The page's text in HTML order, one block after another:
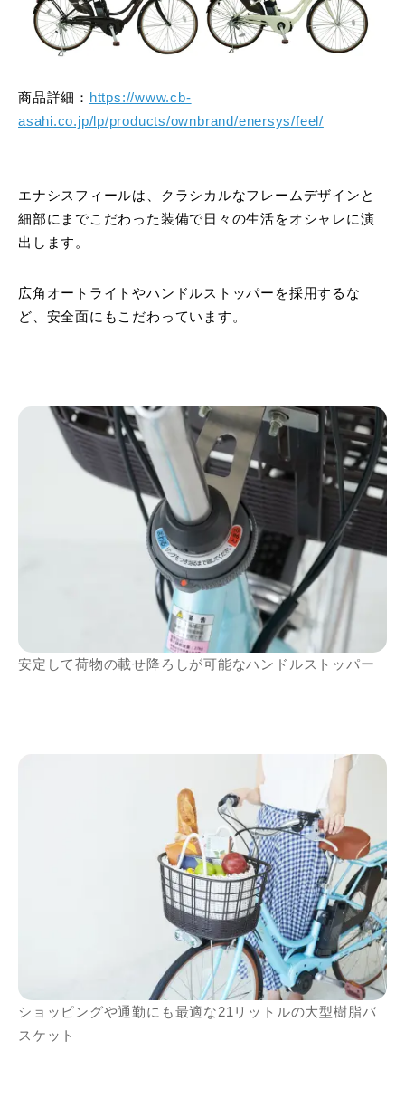
商品詳細： https://www.cb-
asahi.co.jp/lp/products/ownbrand/enersys/feel/
エナシスフィールは、クラシカルなフレームデザインと
細部にまでこだわった装備で日々の生活をオシャレに演
出します。
広角オートライトやハンドルストッパーを採用するな
ど、安全面にもこだわっています。
安定して荷物の載せ降ろしが可能なハンドルストッパー
ショッピングや通勤にも最適な21リットルの大型樹脂バ
スケット